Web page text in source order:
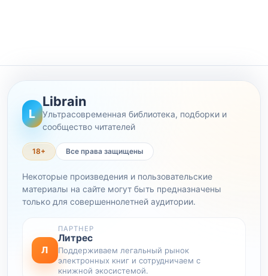
L
Librain
Ультрасовременная библиотека, подборки и
сообщество читателей
18+ Все права защищены
Некоторые произведения и пользовательские
материалы на сайте могут быть предназначены
только для совершеннолетней аудитории.
Л
ПАРТНЕР
Литрес
Поддерживаем легальный рынок
электронных книг и сотрудничаем с
книжной экосистемой.